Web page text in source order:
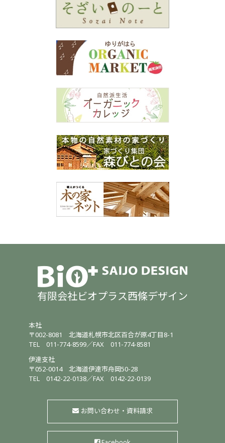
有限会社ビオプラス西條デザイン
本社
〒002-8081北海道札幌市北区百合が原4丁目8-1
TEL011-774-8599／FAX 011-774-8581
伊達支社
〒052-0014北海道伊達市舟岡50-28
TEL0142-22-0138／FAX 0142-22-0139
お問い合わせ・資料請求